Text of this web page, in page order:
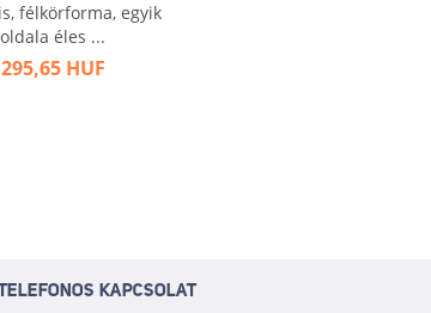
félkörforma, egyik
oldala éles ...
295,65 HUF
KAPCSOLAT